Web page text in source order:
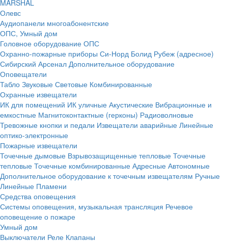
MARSHAL
Олевс
Аудиопанели многоабонентские
ОПС, Умный дом
Головное оборудование ОПС
Охранно-пожарные приборы Си-Норд Болид Рубеж (адресное)
Сибирский Арсенал Дополнительное оборудование
Оповещатели
Табло Звуковые Световые Комбинированные
Охранные извещатели
ИК для помещений ИК уличные Акустические Вибрационные и
емкостные Магнитоконтактные (герконы) Радиоволновые
Тревожные кнопки и педали Извещатели аварийные Линейные
оптико-электронные
Пожарные извещатели
Точечные дымовые Взрывозащищенные тепловые Точечные
тепловые Точечные комбинированные Адресные Автономные
Дополнительное оборудование к точечным извещателям Ручные
Линейные Пламени
Средства оповещения
Системы оповещения, музыкальная трансляция Речевое
оповещение о пожаре
Умный дом
Выключатели Реле Клапаны